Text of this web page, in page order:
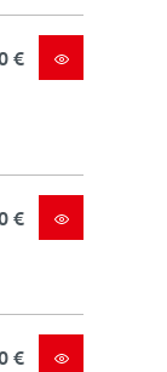
€
€
€